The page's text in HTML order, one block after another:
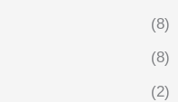
(8)
(8)
(2)